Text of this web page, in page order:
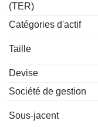
(TER)
Catégories d'actif
Taille
Devise
Société de gestion
Sous-jacent